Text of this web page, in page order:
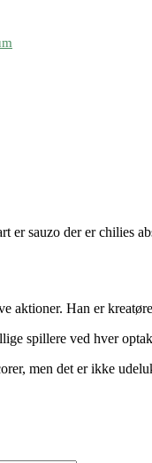
er sauzo der er chilies
aktioner. Han er
spillere ved hver
men det er ikke